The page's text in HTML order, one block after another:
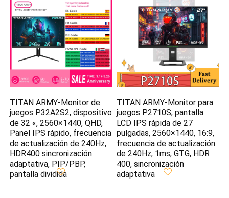
TITAN ARMY-Monitor de
juegos P32A2S2, dispositivo
de 32 «, 2560×1440, QHD,
Panel IPS rápido, frecuencia
de actualización de 240Hz,
HDR400 sincronización
adaptativa, PIP/PBP,
pantalla dividida
TITAN ARMY-Monitor para
juegos P2710S, pantalla
LCD IPS rápida de 27
pulgadas, 2560×1440, 16:9,
frecuencia de actualización
de 240Hz, 1ms, GTG, HDR
400, sincronización
adaptativa